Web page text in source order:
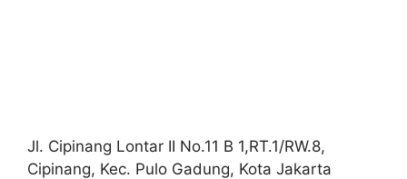
Jl. Cipinang Lontar II No.11 B 1,RT.1/RW.8,
Cipinang, Kec. Pulo Gadung, Kota Jakarta